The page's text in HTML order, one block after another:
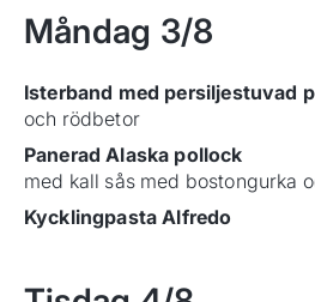
Måndag 3/8
Isterband med persiljestuvad
och rödbetor
Panerad Alaska pollock
med kall sås med bostongurka
Kycklingpasta Alfredo